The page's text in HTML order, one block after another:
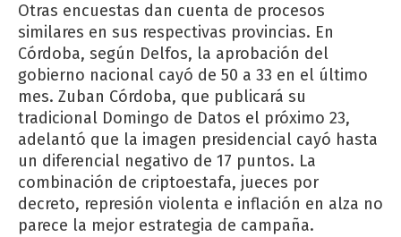
Otras encuestas dan cuenta de procesos
similares en sus respectivas provincias. En
Córdoba, según Delfos, la aprobación del
gobierno nacional cayó de 50 a 33 en el último
mes. Zuban Córdoba, que publicará su
tradicional Domingo de Datos el próximo 23,
adelantó que la imagen presidencial cayó hasta
un diferencial negativo de 17 puntos. La
combinación de criptoestafa, jueces por
decreto, represión violenta e inflación en alza no
parece la mejor estrategia de campaña.